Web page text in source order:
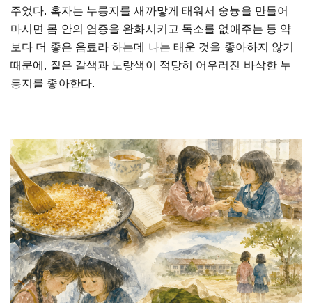
주었다. 혹자는 누릉지를 새까맣게 태워서 숭늉을 만들어
마시면 몸 안의 염증을 완화시키고 독소를 없애주는 등 약
보다 더 좋은 음료라 하는데 나는 태운 것을 좋아하지
않기
때문에 , 짙은 갈색과 노랑색이 적당히 어우러진 바삭한 누
릉지를 좋아한다.